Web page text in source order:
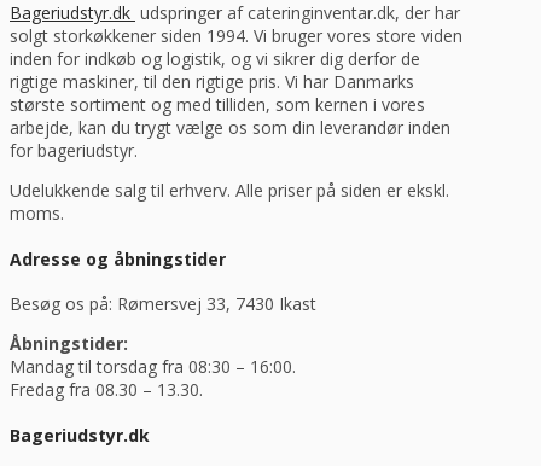
Bageriudstyr.dk udspringer af cateringinventar.dk, der har
solgt storkøkkener siden 1994. Vi bruger vores store viden
inden for indkøb og logistik, og vi sikrer dig derfor de
rigtige maskiner, til den rigtige pris. Vi har Danmarks
største sortiment og med tilliden, som kernen i vores
arbejde, kan du trygt vælge os som din leverandør inden
for bageriudstyr.
Udelukkende salg til erhverv. Alle priser på siden er ekskl.
moms.
Adresse og åbningstider
Besøg os på: Rømersvej 33, 7430 Ikast
Åbningstider:
Mandag til torsdag fra 08:30 – 16:00.
Fredag fra 08.30 – 13.30.
Bageriudstyr.dk